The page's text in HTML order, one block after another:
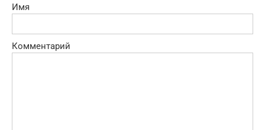
Имя
Комментарий